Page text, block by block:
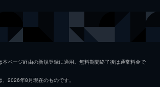
アンソニー・ダルシュ
ページ経由の新規登録に適用。無料期間終了後は通常料金で
2026年8月現在のものです。